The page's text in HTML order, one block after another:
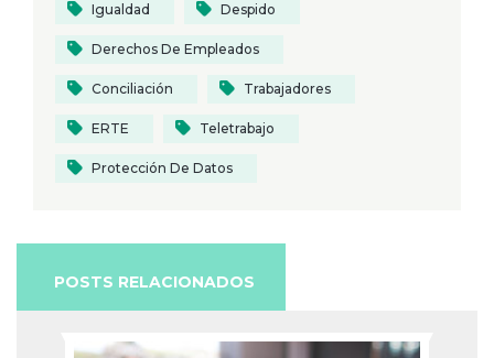
Igualdad Despido
Derechos De Empleados
Conciliación Trabajadores
ERTE Teletrabajo
Protección De Datos
POSTS RELACIONADOS